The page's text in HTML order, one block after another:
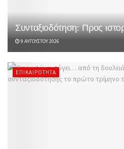
Συνταξιοδότηση: Προς
9 ΑΥΓΟΎΣΤΟΥ 2026
ΕΠΙΚΑΙΡΌΤΗΤΑ